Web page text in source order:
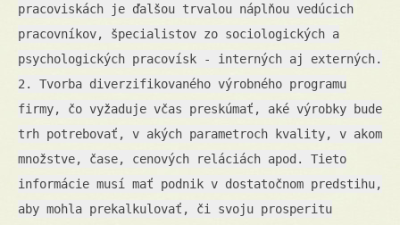
pracoviskách je ďalšou trvalou náplňou vedúcich
pracovníkov, špecialistov zo sociologických a
psychologických pracovísk - interných aj externých.
2. Tvorba diverzifikovaného výrobného programu
firmy, čo vyžaduje včas preskúmať, aké výrobky bude
trh potrebovať, v akých parametroch kvality, v akom
množstve, čase, cenových reláciách apod. Tieto
informácie musí mať podnik v dostatočnom predstihu,
aby mohla prekalkulovať, či svoju prosperitu